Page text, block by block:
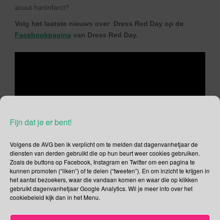
Fijn dat je er bent!
Volgens de AVG ben ik verplicht om te melden dat dagenvanhetjaar de
diensten van derden gebruikt die op hun beurt weer cookies gebruiken.
Zoals de buttons op Facebook, Instagram en Twitter om een pagina te
kunnen promoten (“liken”) of te delen (“tweeten”). En om inzicht te krijgen in
het aantal bezoekers, waar die vandaan komen en waar die op klikken
gebruikt dagenvanhetjaar Google Analytics. Wil je meer info over het
cookiebeleid kijk dan in het Menu.
acuut hartinfarct?
Volg het laatste nieuws over Dress Red Day op de
Facebookpagina van Dress Red Day.